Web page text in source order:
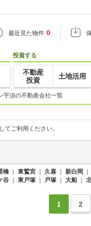
最近見た物件 0
投資する
不動産
投資
土地活用
宇須の不動産会社一覧
ご利用ください。
橋 ｜ 東鷲宮 ｜ 久喜 ｜ 新白岡 ｜
谷 ｜ 東戸塚 ｜ 戸塚 ｜ 大船 ｜
1 2